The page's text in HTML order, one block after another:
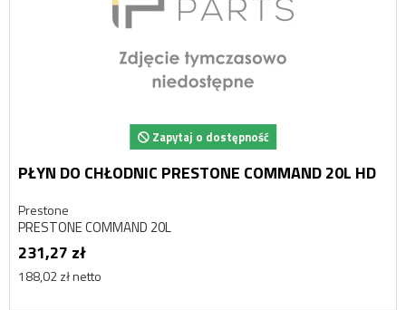
Zapytaj o dostępność
PŁYN DO CHŁODNIC PRESTONE COMMAND 20L HD
Prestone
PRESTONE COMMAND 20L
231,27 zł
188,02 zł netto